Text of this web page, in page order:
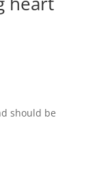
should be